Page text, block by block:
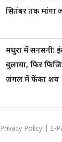
सितंबर तक मांगा
मथुरा में सनसनी:
बुलाया, फिर
जंगल में फेंका शव
Privacy Policy E-